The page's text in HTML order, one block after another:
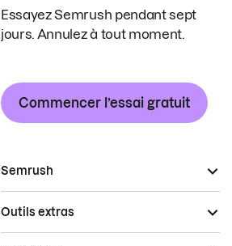
Essayez Semrush pendant sept
jours. Annulez à tout moment.
Commencer l’essai gratuit
Semrush
Outils extras